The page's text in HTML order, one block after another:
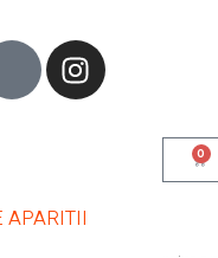
APARITII
0